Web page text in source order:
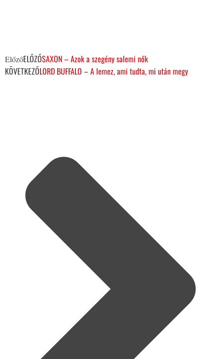
ElőzőELŐZŐSAXON – Azok a szegény salemi nők
KÖVETKEZŐLORD BUFFALO – A lemez, ami tudta, mi után megy